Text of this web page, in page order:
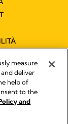
- Filiale
measure
deliver
help of
to the
and